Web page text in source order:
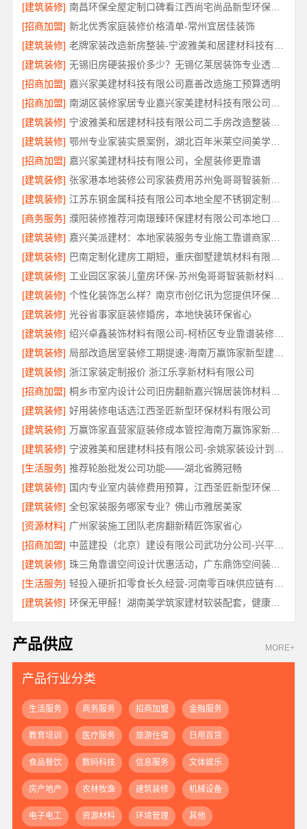
[建筑装修]
南昌环保全屋定制口碑看江西尚宅尚品新型环保材料有限公司
[招商加盟] 新北优秀家庭装修价格清单-常州宜居佳装饰
[建筑装修]
[建筑装修]
无锡旧房硬装报价多少？无锡亿莱居装饰专业透明报价
[招商加盟] 嘉兴家美建材科技有限公司嘉善改造施工预算透明
[招商加盟]
[建筑装修]
宁波雅美和居建材科技有限公司二手房改造整装服务
[建筑装修]
鄂州专业家装实景案例，湖北百年米莱空间美学装饰材料有限公司
[招商加盟] 嘉兴家美建材科技有限公司，全屋装修更靠谱
[建筑装修]
张家港本地装修公司家装费用苏州兔哥哥智装新材料有限公司省心
[建筑装修]
[商务服务]
[建筑装修]
[建筑装修]
[建筑装修]
工业园区家装儿童房环保-苏州兔哥哥智装新材料有限公司
[建筑装修]
个性化装饰怎么样？南京市创亿讯为您提供环保全包方案
[建筑装修] 光谷省事家庭装修婚房，本地快装环保省心
[建筑装修]
绍兴卓鑫装饰材料有限公司-柯桥区专业靠谱装修自有施工队
[建筑装修]
局部改造居室装修工期提速-海南万赢饰家新型建筑材料有限公司
[建筑装修] 浙江家装定制报价 浙江乐享新材料有限公司
[招商加盟]
桐乡市室内设计公司旧房翻新嘉兴锦居装饰材料有限公司
[建筑装修] 好用装修电话选江西圣匠新型环保材料有限公司
[建筑装修]
万赢饰家直营家庭装修成本管控海南万赢饰家新型建筑材料有限公司
[建筑装修]
[生活服务] 推荐轮胎批发公司功能——湖北省腾冠畅
[建筑装修]
国内专业室内装修费用预算，江西圣匠新型环保材料有限公司
[建筑装修] 全包家装服务哪家专业？佛山市雅居美家
[资源材料] 广州家装施工团队老房翻新精匠饰家省心
[招商加盟]
中蓝建投（北京）建设有限公司武功分公司-兴平装修靠谱全包
[建筑装修]
珠三角靠谱空间设计优惠活动，广东鼎饰空间装饰工程有限公司闭口合同无增项
[生活服务]
[建筑装修]
环保无甲醛！湖南美学筑家建材软装配套，健康装修首选
产品供应 MORE+
产品行业分类
生活服务 商务服务 招商加盟 金融服务
教育培训 医疗服务 旅游住宿 日用百货
食品餐饮 数码科技 信息服务 文体娱乐
房产地产 农林牧渔 建筑装修 机械设备
电子电工 资源材料 环境管理 其他